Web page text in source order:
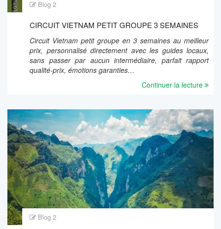
Blog 2
CIRCUIT VIETNAM PETIT GROUPE 3 SEMAINES
Circuit Vietnam petit groupe en 3 semaines au meilleur
prix, personnalisé directement avec les guides locaux,
sans passer par aucun intermédiaire, parfait rapport
qualité-prix, émotions garanties…
Continuer la lecture
Blog 2